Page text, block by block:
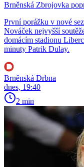
Brněnská Zbrojovka
První porážku v nové
Nováček nejvyšší
domácím stadionu
minuty Patrik Dulay.
Brněnská Drbna
dnes, 19:40
2 min